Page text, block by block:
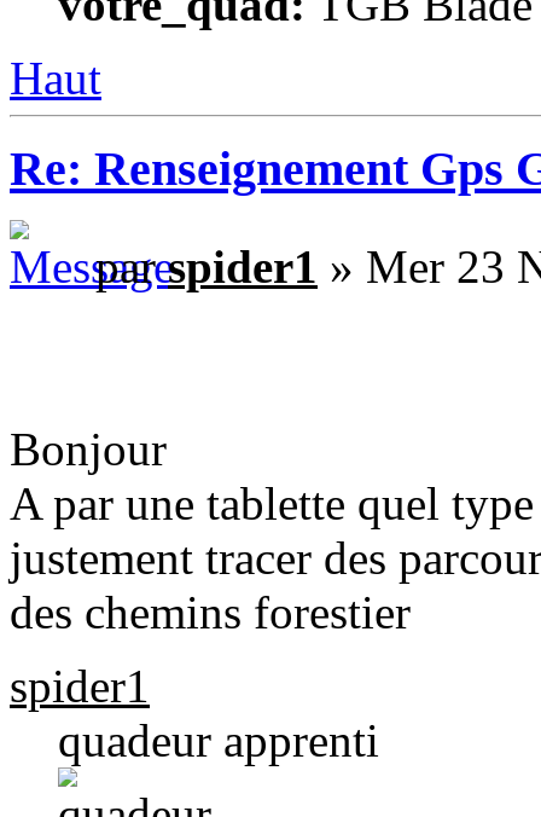
Haut
Re: Renseignement Gps
parspider1 » Mer 23
Bonjour
A par une tablette quel
justement tracer des
des chemins forestier
spider1
quadeur apprenti